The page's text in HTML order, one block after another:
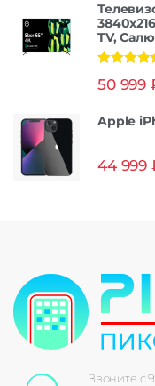
TV,
из 5
50 999
Apple
44 999
Звоните с